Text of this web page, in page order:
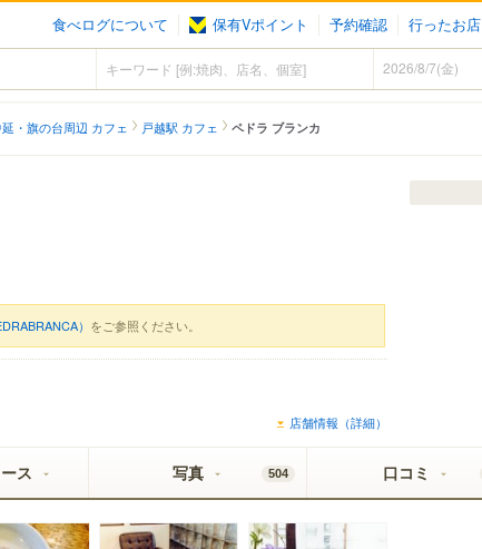
食べログについて 保有Vポイント 予約確認 行ったお店
・旗の台周辺 カフェ 戸越駅 カフェ ペドラ ブランカ
） をご参照ください。
店舗情報（詳細）
ス 写真 504 口コミ